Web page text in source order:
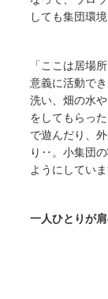
しても集団環
「ここは居場
意義に活動で
洗い、畑の水
をしてもらっ
で遊んだり、
り‥。小集団
ようにしていま
一人ひとりが